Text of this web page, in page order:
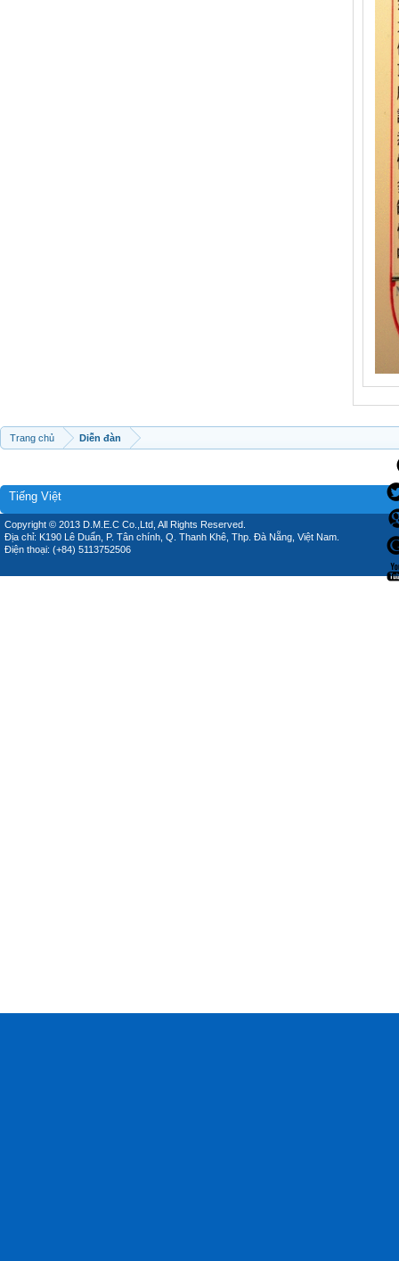
Trang chủ Diễn đàn
Tiếng Việt
Copyright © 2013 D.M.E.C Co.,Ltd, All Rights Reserved.
Địa chỉ: K190 Lê Duẩn, P. Tân chính, Q. Thanh Khê, Thp. Đà Nẵng, Việt Nam.
Điện thoại: (+84) 5113752506